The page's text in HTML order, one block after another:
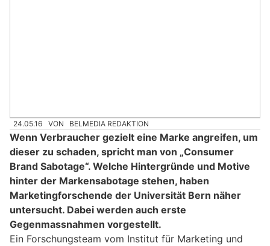
24.05.16 VON BELMEDIA REDAKTION
Wenn Verbraucher gezielt eine Marke angreifen, um
dieser zu schaden, spricht man von „Consumer
Brand Sabotage“. Welche Hintergründe und Motive
hinter der Markensabotage stehen, haben
Marketingforschende der Universität Bern näher
untersucht. Dabei werden auch erste
Gegenmassnahmen vorgestellt.
Ein Forschungsteam vom Institut für Marketing und